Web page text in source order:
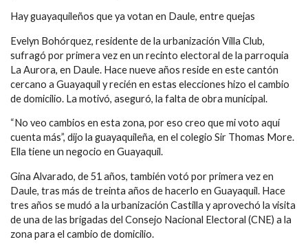
Hay guayaquileños que ya votan en Daule, entre quejas
Evelyn Bohórquez, residente de la urbanización Villa Club,
sufragó por primera vez en un recinto electoral de la parroquia
La Aurora, en Daule. Hace nueve años reside en este cantón
cercano a Guayaquil y recién en estas elecciones hizo el cambio
de domicilio. La motivó, aseguró, la falta de obra municipal.
“No veo cambios en esta zona, por eso creo que mi voto aquí
cuenta más”, dijo la guayaquileña, en el colegio Sir Thomas More.
Ella tiene un negocio en Guayaquil.
Gina Alvarado, de 51 años, también votó por primera vez en
Daule, tras más de treinta años de hacerlo en Guayaquil. Hace
tres años se mudó a la urbanización Castilla y aprovechó la visita
de una de las brigadas del Consejo Nacional Electoral (CNE) a la
zona para el cambio de domicilio.